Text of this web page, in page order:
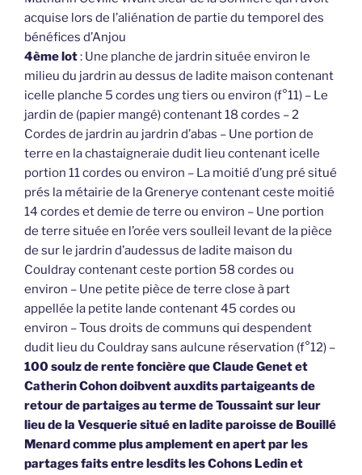
acquise lors de l’aliénation de partie du temporel des
bénéfices d’Anjou
4ème lot: Une planche de jardrin située environ le
milieu du jardrin au dessus de ladite maison contenant
icelle planche 5 cordes ung tiers ou environ (f°11) – Le
jardin de (papier mangé) contenant 18 cordes – 2
Cordes de jardrin au jardrin d’abas – Une portion de
terre en la chastaigneraie dudit lieu contenant icelle
portion 11 cordes ou environ – La moitié d’ung pré situé
prés la métairie de la Grenerye contenant ceste moitié
14 cordes et demie de terre ou environ – Une portion
de terre située en l’orée vers soulleil levant de la pièce
de sur le jardrin d’audessus de ladite maison du
Couldray contenant ceste portion 58 cordes ou
environ – Une petite pièce de terre close à part
appellée la petite lande contenant 45 cordes ou
environ – Tous droits de communs qui despendent
dudit lieu du Couldray sans aulcune réservation (f°12) –
100 soulz de rente foncière que Claude Genet et
Catherin Cohon doibvent auxdits partaigeants de
retour de partaiges au terme de Toussaint sur leur
lieu de la Vesquerie situé en ladite paroisse de Bouillé
Menard comme plus amplement en apert par les
partages faits entre lesdits les Cohons Ledin et